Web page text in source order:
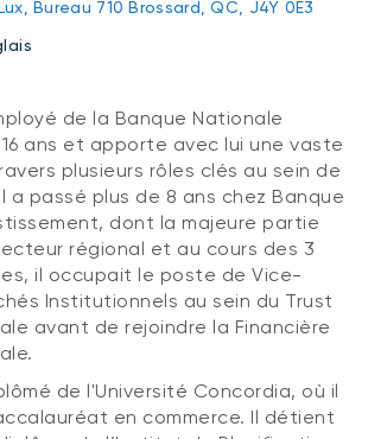
Bureau 710 Brossard, QC, J4Y 0E3
de la Banque Nationale
ans et apporte avec lui une vaste
plusieurs rôles clés au sein de
a passé plus de 8 ans chez Banque
dont la majeure partie
régional et au cours des 3
il occupait le poste de Vice-
Institutionnels au sein du Trust
avant de rejoindre la Financière
de l'Université Concordia, où il
en commerce. Il détient